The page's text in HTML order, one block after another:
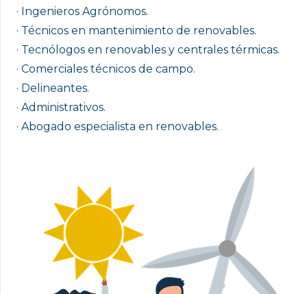
· Ingenieros Agrónomos.
· Técnicos en mantenimiento de renovables.
· Tecnólogos en renovables y centrales térmicas.
· Comerciales técnicos de campo.
· Delineantes.
· Administrativos.
· Abogado especialista en renovables.